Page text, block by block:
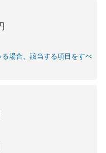
場合、該当する項目をすべ